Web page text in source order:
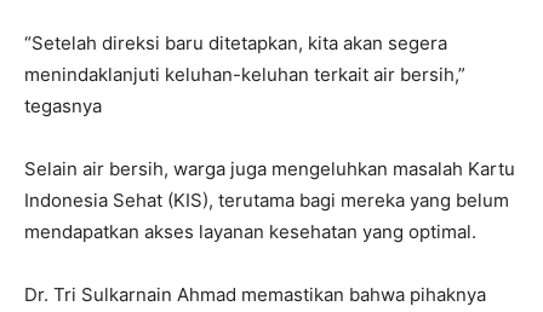
“Setelah direksi baru ditetapkan, kita akan segera
menindaklanjuti keluhan-keluhan terkait air bersih,”
tegasnya
Selain air bersih, warga juga mengeluhkan masalah Kartu
Indonesia Sehat (KIS), terutama bagi mereka yang belum
mendapatkan akses layanan kesehatan yang optimal.
Dr. Tri Sulkarnain Ahmad memastikan bahwa pihaknya